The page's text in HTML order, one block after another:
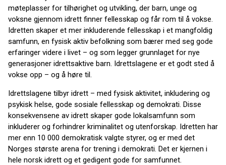
møteplasser for tilhørighet og utvikling, der barn, unge og
voksne gjennom idrett finner fellesskap og får rom til å vokse.
Idretten skaper et mer inkluderende fellesskap i et mangfoldig
samfunn, en fysisk aktiv befolkning som bærer med seg gode
erfaringer videre i livet – og som legger grunnlaget for nye
generasjoner idrettsaktive barn. Idrettslagene er et godt sted å
vokse opp – og å høre til.
Idrettslagene tilbyr idrett – med fysisk aktivitet, inkludering og
psykisk helse, gode sosiale fellesskap og demokrati. Disse
konsekvensene av idrett skaper gode lokalsamfunn som
inkluderer og forhindrer kriminalitet og utenforskap. Idretten har
mer enn 10 000 demokratisk valgte styrer, og er med det
Norges største arena for trening i demokrati. Det er kjernen i
hele norsk idrett og et gedigent gode for samfunnet.